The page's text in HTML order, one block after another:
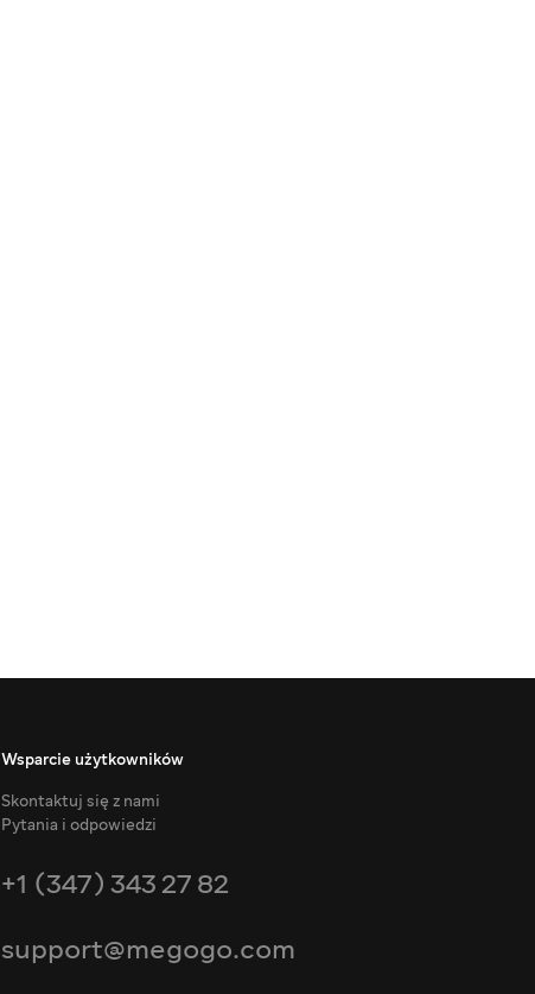
Wsparcie użytkowników
Skontaktuj się z nami
Pytania i odpowiedzi
+1 (347) 343 27 82
support@megogo.com